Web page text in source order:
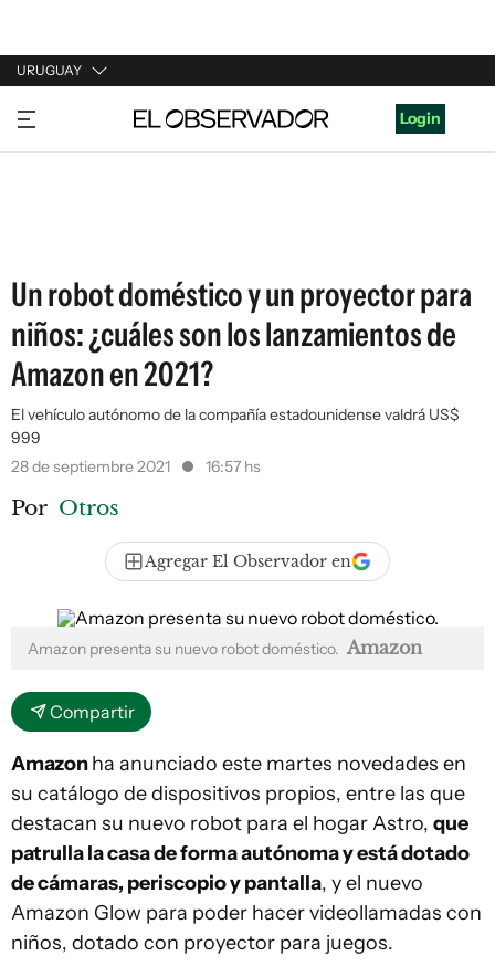
URUGUAY
URUGUAY
ARGENTINA
Login
Un robot doméstico y un proyector para
niños: ¿cuáles son los lanzamientos de
Amazon en 2021?
El vehículo autónomo de la compañía estadounidense valdrá US$
999
28 de septiembre 2021
16:57 hs
Por Otros
Agregar El Observador en
Amazon presenta su nuevo robot doméstico. Amazon
Compartir
Amazonha anunciado este martes novedades en
su catálogo de dispositivos propios, entre las que
destacan su nuevo robot para el hogar Astro, que
patrulla la casa de forma autónoma y está dotado
de cámaras, periscopio y pantalla, y el nuevo
Amazon Glow para poder hacer videollamadas con
niños, dotado con proyector para juegos.